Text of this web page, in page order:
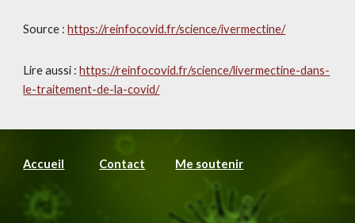
Source : https://reinfocovid.fr/science/ivermectine/
Lire aussi : https://reinfocovid.fr/science/livermectine-dans-
le-traitement-de-la-covid/
Accueil Contact Me soutenir